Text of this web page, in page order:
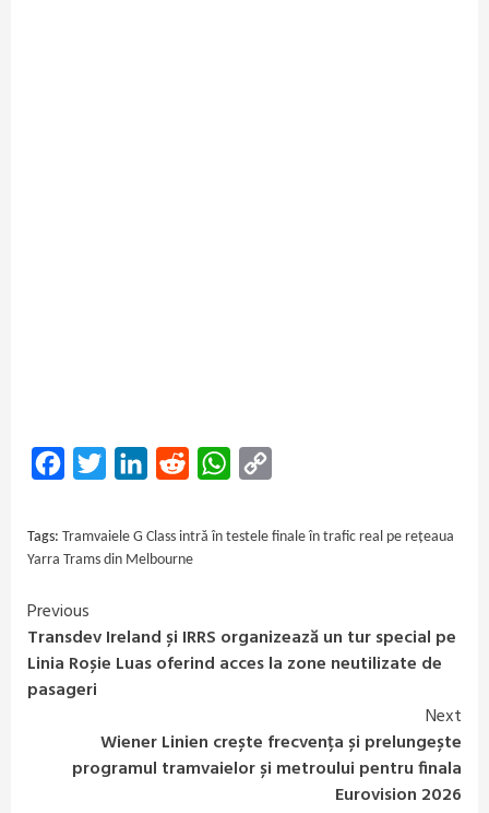
FacebookTwitter LinkedInReddit WhatsApp
Tags: Tramvaiele G Class intră în testele finale în trafic real pe rețeaua
Yarra Trams din Melbourne
Continue
Reading
Previous
Transdev Ireland și IRRS organizează un tur special pe
Linia Roșie Luas oferind acces la zone neutilizate de
pasageri
Next
Wiener Linien crește frecvența și prelungește
programul tramvaielor și metroului pentru finala
Eurovision 2026